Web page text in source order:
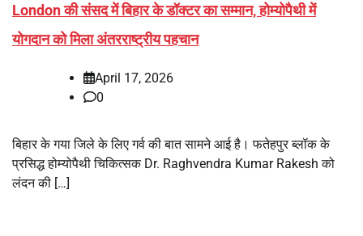
London की संसद में बिहार के डॉक्टर का सम्मान, होम्योपैथी में
योगदान को मिला अंतरराष्ट्रीय पहचान
April 17, 2026
0
बिहार के गया जिले के लिए गर्व की बात सामने आई है। फतेहपुर ब्लॉक के
प्रसिद्ध होम्योपैथी चिकित्सक Dr. Raghvendra Kumar Rakesh को
लंदन की […]